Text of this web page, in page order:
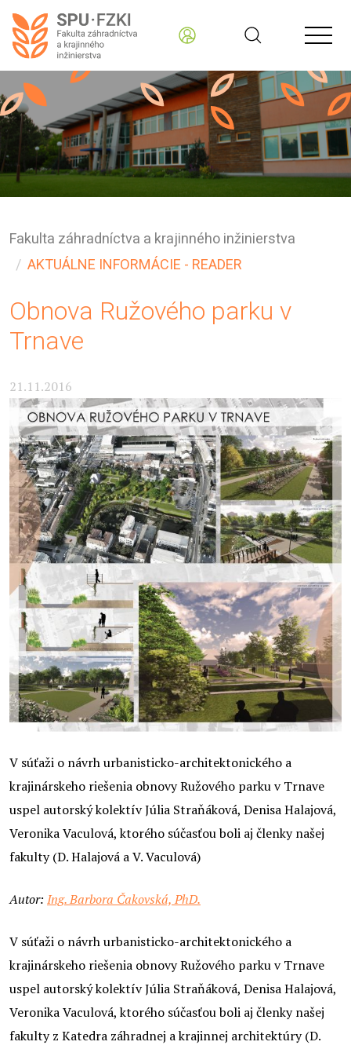
Fakulta záhradníctva a krajinného inžinierstva
AKTUÁLNE INFORMÁCIE - READER
Obnova Ružového parku v
Trnave
21.11.2016
V súťaži o návrh urbanisticko-architektonického a
krajinárskeho riešenia obnovy Ružového parku v Trnave
uspel autorský kolektív Júlia Straňáková, Denisa Halajová,
Veronika Vaculová, ktorého súčasťou boli aj členky našej
fakulty (D. Halajová a V. Vaculová)
Autor: Ing. Barbora Čakovská, PhD.
V súťaži o návrh urbanisticko-architektonického a
krajinárskeho riešenia obnovy Ružového parku v Trnave
uspel autorský kolektív Júlia Straňáková, Denisa Halajová,
Veronika Vaculová, ktorého súčasťou boli aj členky našej
fakulty z Katedra záhradnej a krajinnej architektúry (D.